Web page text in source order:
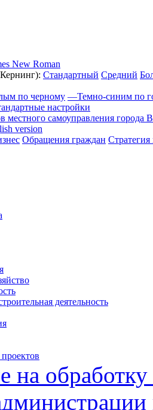
New Roman
: Стандартный Средний
по черному —Темно-синим по
настройки
местного самоуправления города
version
Обращения граждан Стратегия
деятельность
на